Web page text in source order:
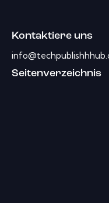
Kontaktiere uns
Seitenverzeichnis